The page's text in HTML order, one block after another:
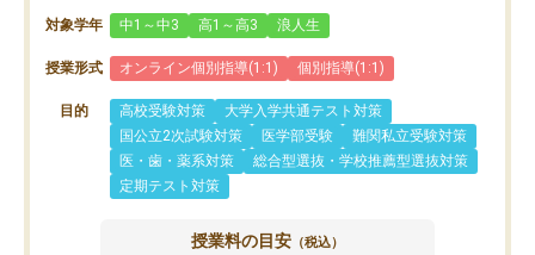
対象学年 中1～中3 高1～高3 浪人生
授業形式 オンライン個別指導(1:1) 個別指導(1:1)
目的 高校受験対策
大学入学共通テスト対策
国公立2次試験対策
医学部受験
難関私立受験対策
医・歯・薬系対策
総合型選抜・学校推薦型選抜対策
定期テスト対策
授業料の目安 （税込）